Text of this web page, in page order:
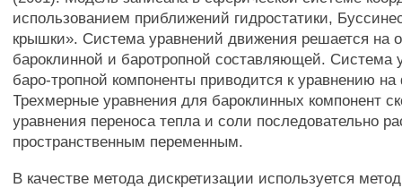
использованием приближений гидростатики,
крышки». Система уравнений движения решается на
бароклинной и баротропной составляющей. Система
баро-тропной компоненты приводится к уравнению
Трехмерные уравнения для бароклинных компонент
уравнения переноса тепла и соли последовательно
пространственным переменным.
В качестве метода дискретизации используется